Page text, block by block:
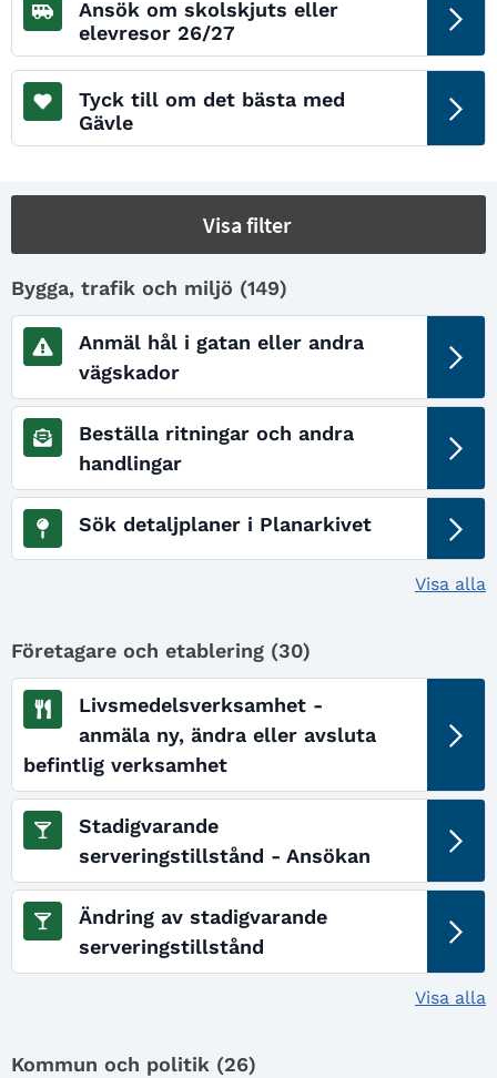
Ansök om skolskjuts eller
elevresor 26/27
Tyck till om det bästa med
Gävle
Visa filter
Bygga, trafik och miljö (149)
Anmäl hål i gatan eller andra
vägskador
Beställa ritningar och andra
handlingar
Sök detaljplaner i Planarkivet
Visa alla
Företagare och etablering (30)
Livsmedelsverksamhet -
anmäla ny, ändra eller avsluta
befintlig verksamhet
Stadigvarande
serveringstillstånd - Ansökan
Ändring av stadigvarande
serveringstillstånd
Visa alla
Kommun och politik (26)